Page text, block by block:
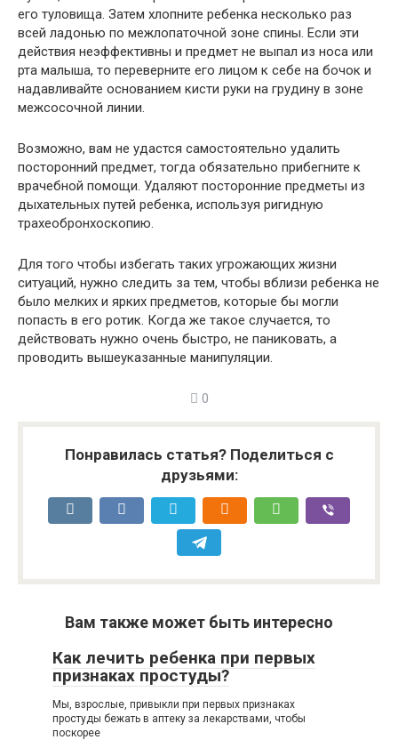
его туловища. Затем хлопните ребенка несколько раз
всей ладонью по межлопаточной зоне спины. Если эти
действия неэффективны и предмет не выпал из носа или
рта малыша, то переверните его лицом к себе на бочок и
надавливайте основанием кисти руки на грудину в зоне
межсосочной линии.
Возможно, вам не удастся самостоятельно удалить
посторонний предмет, тогда обязательно прибегните к
врачебной помощи. Удаляют посторонние предметы из
дыхательных путей ребенка, используя ригидную
трахеобронхоскопию.
Для того чтобы избегать таких угрожающих жизни
ситуаций, нужно следить за тем, чтобы вблизи ребенка не
было мелких и ярких предметов, которые бы могли
попасть в его ротик. Когда же такое случается, то
действовать нужно очень быстро, не паниковать, а
проводить вышеуказанные манипуляции.
0
Понравилась статья? Поделиться с
друзьями:
Вам также может быть интересно
Как лечить ребенка при первых
признаках простуды?
Мы, взрослые, привыкли при первых признаках
простуды бежать в аптеку за лекарствами, чтобы
поскорее